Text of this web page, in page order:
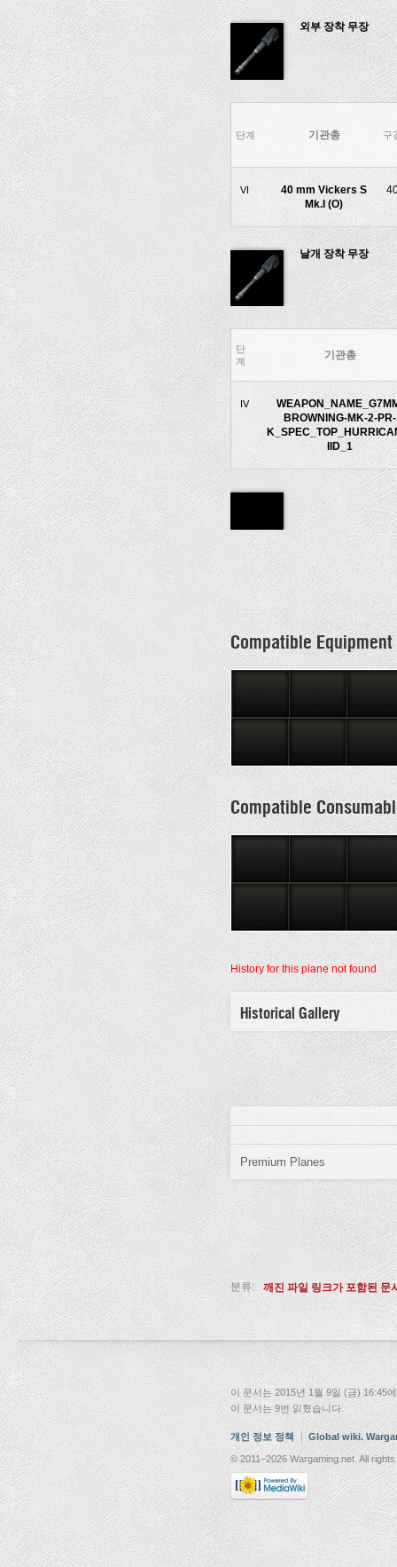
외부 장착 무장
단계 기관총 구
VI
40 mm Vickers S
Mk.I (O)
날개 장착 무장
단
계
기관총
IV
BROWNING-MK-2-PR-
IID_1
Compatible Equipment
Compatible
History for this plane not found
Historical Gallery
Premium Planes
분류: 깨진 파일 링크가 포함된 문
이 문서는 2015년 1월 9일 (금) 16:45
이 문서는 9번 읽혔습니다.
개인 정보 정책 Global wiki.
© 2011–2026 Wargaming.net. All